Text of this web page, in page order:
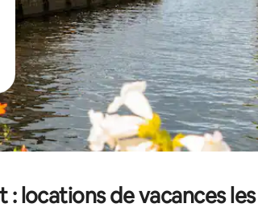
: locations de vacances